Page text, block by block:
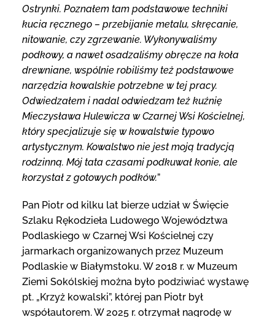
Ostrynki. Poznałem tam podstawowe techniki
kucia ręcznego – przebijanie metalu, skręcanie,
nitowanie, czy zgrzewanie. Wykonywaliśmy
podkowy, a nawet osadzaliśmy obręcze na koła
drewniane, wspólnie robiliśmy też podstawowe
narzędzia kowalskie potrzebne w tej pracy.
Odwiedzałem i nadal odwiedzam też kuźnię
Mieczysława Hulewicza w Czarnej Wsi Kościelnej,
który specjalizuje się w kowalstwie typowo
artystycznym. Kowalstwo nie jest moją tradycją
rodzinną. Mój tata czasami podkuwał konie, ale
korzystał z gotowych podków.”
Pan Piotr od kilku lat bierze udział w Święcie
Szlaku Rękodzieła Ludowego Województwa
Podlaskiego w Czarnej Wsi Kościelnej czy
jarmarkach organizowanych przez Muzeum
Podlaskie w Białymstoku. W 2018 r. w Muzeum
Ziemi Sokólskiej można było podziwiać wystawę
pt. „Krzyż kowalski”, której pan Piotr był
współautorem. W 2025 r. otrzymał nagrodę w